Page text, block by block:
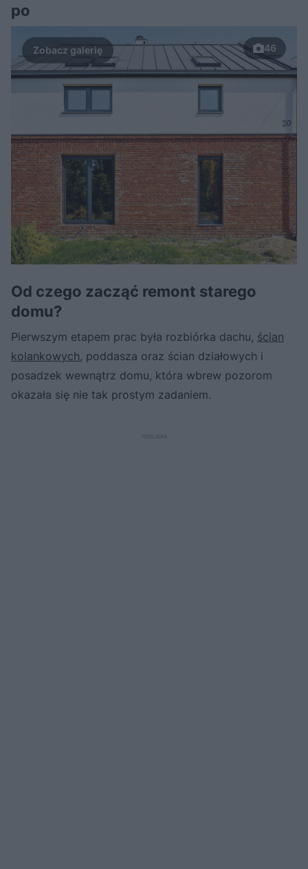
po
46
Od czego zacząć remont starego
domu?
Pierwszym etapem prac była rozbiórka dachu, ścian
kolankowych, poddasza oraz ścian działowych i
posadzek wewnątrz domu, która wbrew pozorom
okazała się nie tak prostym zadaniem.